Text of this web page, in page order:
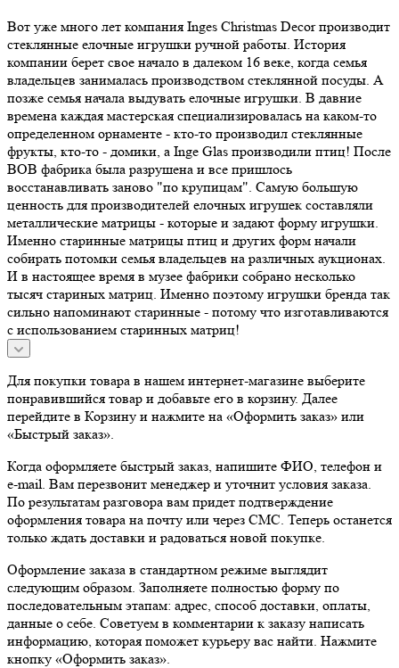
Вот уже много лет компания Inges Christmas Decor производит
стеклянные елочные игрушки ручной работы. История
компании берет свое начало в далеком 16 веке, когда семья
владельцев занималась производством стеклянной посуды. А
позже семья начала выдувать елочные игрушки. В давние
времена каждая мастерская специализировалась на каком-то
определенном орнаменте - кто-то производил стеклянные
фрукты, кто-то - домики, а Inge Glas производили птиц! После
ВОВ фабрика была разрушена и все пришлось
восстанавливать заново "по крупицам". Самую большую
ценность для производителей елочных игрушек составляли
металлические матрицы - которые и задают форму игрушки.
Именно старинные матрицы птиц и других форм начали
собирать потомки семья владельцев на различных аукционах.
И в настоящее время в музее фабрики собрано несколько
тысяч стариных матриц. Именно поэтому игрушки бренда так
сильно напоминают старинные - потому что изготавливаются
с использованием старинных матриц!
Для покупки товара в нашем интернет-магазине выберите
понравившийся товар и добавьте его в корзину. Далее
перейдите в Корзину и нажмите на «Оформить заказ» или
«Быстрый заказ».
Когда оформляете быстрый заказ, напишите ФИО, телефон и
e-mail. Вам перезвонит менеджер и уточнит условия заказа.
По результатам разговора вам придет подтверждение
оформления товара на почту или через СМС. Теперь останется
только ждать доставки и радоваться новой покупке.
Оформление заказа в стандартном режиме выглядит
следующим образом. Заполняете полностью форму по
последовательным этапам: адрес, способ доставки, оплаты,
данные о себе. Советуем в комментарии к заказу написать
информацию, которая поможет курьеру вас найти. Нажмите
кнопку «Оформить заказ».